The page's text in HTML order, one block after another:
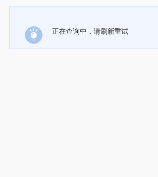
正在查询中，请刷新重试